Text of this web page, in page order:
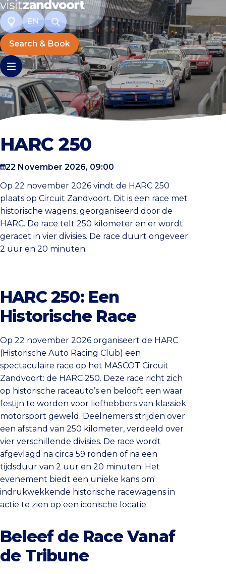
EN
Search & Book
HARC 250
22 November 2026, 09:00
Op 22 november 2026 vindt de HARC 250
plaats op Circuit Zandvoort. Dit is een race met
historische wagens, georganiseerd door de
HARC. De race telt 250 kilometer en er wordt
geracet in vier divisies. De race duurt ongeveer
2 uur en 20 minuten.
HARC 250: Een
Historische Race
Op 22 november 2026 organiseert de HARC
(Historische Auto Racing Club) een
spectaculaire race op het MASCOT Circuit
Zandvoort: de HARC 250. Deze race richt zich
op historische raceauto’s en belooft een waar
festijn te worden voor liefhebbers van klassiek
motorsport geweld. Deelnemers strijden over
een afstand van 250 kilometer, verdeeld over
vier verschillende divisies. De race wordt
afgevlagd na circa 59 ronden of na een
tijdsduur van 2 uur en 20 minuten. Het
evenement biedt een unieke kans om
indrukwekkende historische racewagens in
actie te zien op een iconische locatie.
Beleef de Race Vanaf
de Tribune